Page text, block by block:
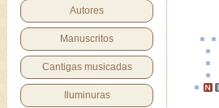
Autores
Manuscritos
Cantigas musicadas
Iluminuras